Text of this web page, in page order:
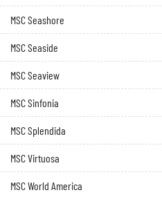
MSC Seashore
MSC Seaside
MSC Seaview
MSC Sinfonia
MSC Splendida
MSC Virtuosa
MSC World America